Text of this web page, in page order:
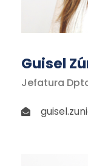
Guisel
Jefatura